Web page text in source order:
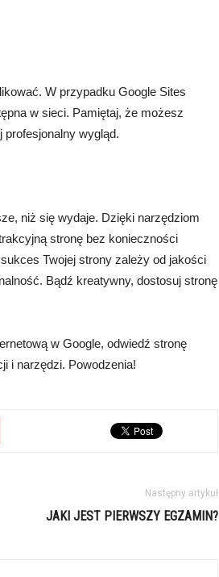
W przypadku Google Sites
w sieci. Pamiętaj, że możesz
profesjonalny wygląd.
niż się wydaje. Dzięki narzędziom
stronę bez konieczności
Twojej strony zależy od jakości
Bądź kreatywny, dostosuj stronę
w Google, odwiedź stronę
i narzędzi. Powodzenia!
Następny artykuł
JAKI JEST PIERWSZY EGZAMIN?